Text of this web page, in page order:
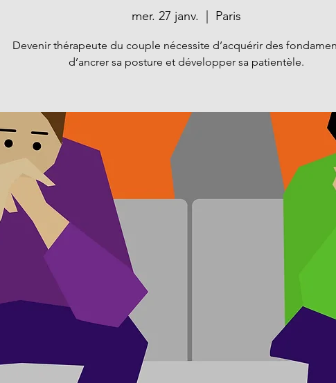
mer. 27 janv. Paris
Devenir thérapeute du couple nécessite d’acquérir des
d’ancrer sa posture et développer sa patientèle.